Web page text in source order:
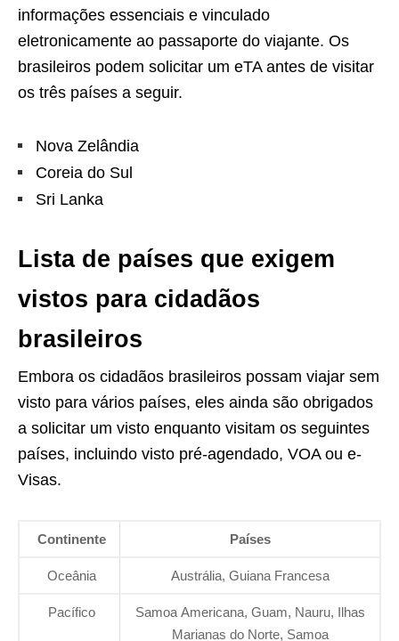
informações essenciais e vinculado
eletronicamente ao passaporte do viajante. Os
brasileiros podem solicitar um eTA antes de visitar
os três países a seguir.
Nova Zelândia
Coreia do Sul
Sri Lanka
Lista de países que exigem
vistos para cidadãos
brasileiros
Embora os cidadãos brasileiros possam viajar sem
visto para vários países, eles ainda são obrigados
a solicitar um visto enquanto visitam os seguintes
países, incluindo visto pré-agendado, VOA ou e-
Visas.
Continente Países
Oceânia Austrália, Guiana Francesa
Pacífico
Samoa Americana, Guam, Nauru, Ilhas
Marianas do Norte, Samoa